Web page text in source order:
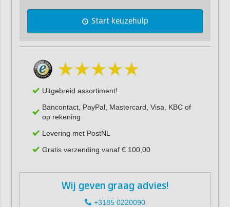
Start keuzehulp
Uitgebreid assortiment!
Bancontact, PayPal, Mastercard, Visa, KBC of
op rekening
Levering met PostNL
Gratis verzending vanaf € 100,00
Wij geven graag advies!
+3185 0220090